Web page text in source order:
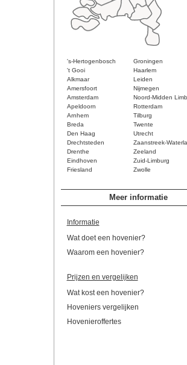
's-Hertogenbosch
Groningen
't Gooi
Haarlem
Alkmaar
Leiden
Amersfoort
Nijmegen
Amsterdam
Noord-Midden
Apeldoorn
Rotterdam
Arnhem
Tilburg
Breda
Twente
Den Haag
Utrecht
Drechtsteden
Zaanstreek-
Drenthe
Zeeland
Eindhoven
Zuid-Limburg
Friesland
Zwolle
Meer informatie
Informatie
Wat doet een hovenier?
Waarom een hovenier?
Prijzen en vergelijken
Wat kost een hovenier?
Hoveniers vergelijken
Hovenieroffertes